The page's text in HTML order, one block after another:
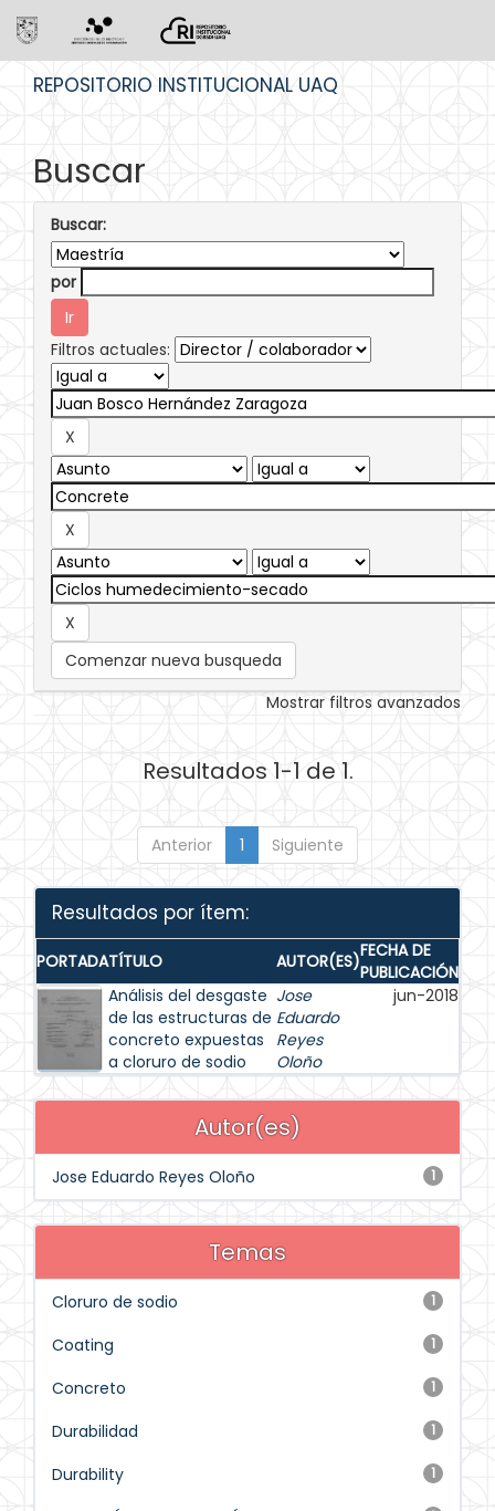
REPOSITORIO INSTITUCIONAL UAQ
Buscar
Buscar:
por
Filtros actuales:
Comenzar nueva busqueda
Mostrar filtros avanzados
Resultados 1-1 de 1.
Anterior 1 Siguiente
Resultados por ítem:
PORTADATÍTULO AUTOR(ES)FECHA DE
PUBLICACIÓN
Análisis del desgaste
de las estructuras de
concreto expuestas
a cloruro de sodio
Jose
Eduardo
Reyes
Oloño
jun-2018
Autor(es)
1
Jose Eduardo Reyes Oloño
Temas
1
Cloruro de sodio
1
Coating
1
Concreto
1
Durabilidad
1
Durability